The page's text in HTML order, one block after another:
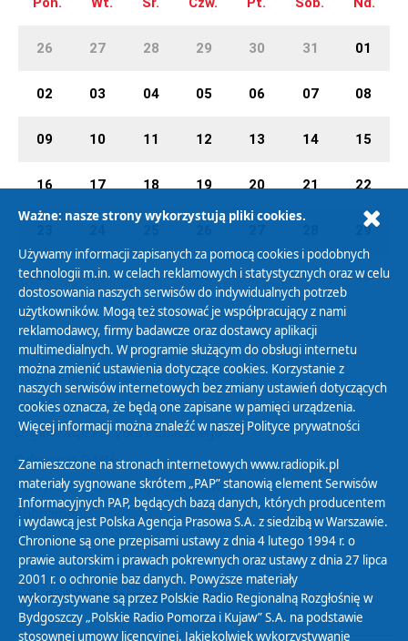
26 27 28 29 30 31 01
02 03 04 05 06 07 08
09 10 11 12 13 14 15
16 17 18 19 20 21 22
29
30 01 02 03 04 05 06
Polityka Prywatności
Zasady korzystania z Serwisu
Organizacje Pożytku Publicznego
Cyfryzacja DAB+
Polityka ochrony danych osobowych
Abonament
Zamówienia publiczne
Biuletyn Informacji Publicznej
Ważne: nasze strony wykorzystują pliki cookies.
Używamy informacji zapisanych za pomocą cookies i podobnych
technologii m.in. w celach reklamowych i statystycznych oraz w celu
dostosowania naszych serwisów do indywidualnych potrzeb
użytkowników. Mogą też stosować je współpracujący z nami
reklamodawcy, firmy badawcze oraz dostawcy aplikacji
multimedialnych. W programie służącym do obsługi internetu
można zmienić ustawienia dotyczące cookies. Korzystanie z
naszych serwisów internetowych bez zmiany ustawień dotyczących
cookies oznacza, że będą one zapisane w pamięci urządzenia.
Więcej informacji można znaleźć w naszej Polityce prywatności
Zamieszczone na stronach internetowych www.radiopik.pl
materiały sygnowane skrótem „PAP” stanowią element Serwisów
Informacyjnych PAP, będących bazą danych, których producentem
i wydawcą jest Polska Agencja Prasowa S.A. z siedzibą w Warszawie.
Chronione są one przepisami ustawy z dnia 4 lutego 1994 r. o
prawie autorskim i prawach pokrewnych oraz ustawy z dnia 27 lipca
2001 r. o ochronie baz danych. Powyższe materiały
wykorzystywane są przez Polskie Radio Regionalną Rozgłośnię w
Bydgoszczy „Polskie Radio Pomorza i Kujaw” S.A. na podstawie
stosownej umowy licencyjnej. Jakiekolwiek wykorzystywanie